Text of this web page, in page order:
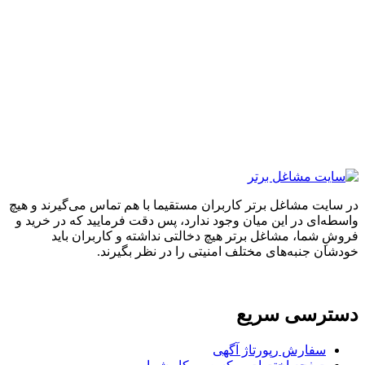
مشاغل برتر کاربران مستقیما با هم تماس می‌گیرند و هیچ
در این میان وجود ندارد، پس دقت فرمایید که در خرید و
شما، مشاغل برتر هیچ دخالتی نداشته و کاربران باید
جنبه‌های مختلف امنیتی را در نظر بگیرند.
سریع
سفارش رپورتاژ آگهی